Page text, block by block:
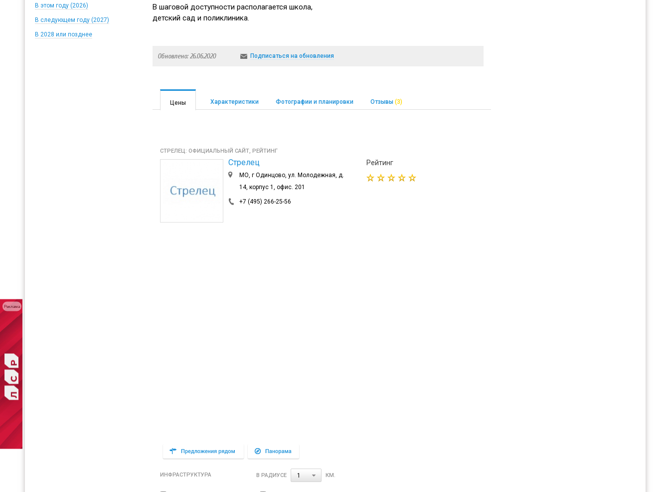
В этом году (2026)
В следующем году (2027)
В 2028 или позднее
В шаговой доступности располагается школа,
детский сад и поликлиника.
Обновлено: 26.06.2020 Подписаться на обновления
Цены Характеристики Фотографии и планировки Отзывы (3)
СТРЕЛЕЦ: ОФИЦИАЛЬНЫЙ САЙТ, РЕЙТИНГ
Стрелец
МО, г Одинцово, ул. Молодежная, д.
14, корпус 1, офис. 201
+7 (495) 266-25-56
Рейтинг
ИНФРАСТРУКТУРА В РАДИУСЕ 1 КМ.
Реклама